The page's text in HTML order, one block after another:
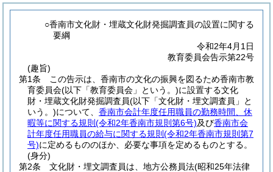
○香南市文化財・埋蔵文化財発掘調査員の設置に関する
要綱
令和2年4月1日
教育委員会告示第22号
(趣旨)
第1条
この告示は、香南市の文化の振興を図るため香南市教
育委員会(以下「教育委員会」という。)に設置する文化
財・埋蔵文化財発掘調査員(以下「文化財・埋文調査員」と
いう。)について、 香南市会計年度任用職員の勤務時間、休
暇等に関する規則 (令和2年香南市規則第6号)及び香南市会
計年度任用職員の給与に関する規則 (令和2年香南市規則第7
号)に定めるもののほか、必要な事項を定めるものとする。
(身分)
第2条
文化財・埋文調査員は、地方公務員法(昭和25年法律